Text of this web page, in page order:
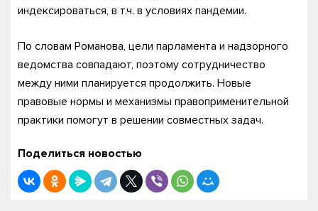
индексироваться, в т.ч. в условиях пандемии.
По словам Романова, цели парламента и надзорного
ведомства совпадают, поэтому сотрудничество
между ними планируется продолжить. Новые
правовые нормы и механизмы правоприменительной
практики помогут в решении совместных задач.
Поделиться новостью